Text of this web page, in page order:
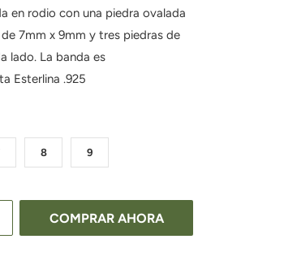
en rodio con una piedra ovalada
7mm x 9mm y tres piedras de
lado. La banda es
Esterlina .925
8 9
COMPRAR AHORA